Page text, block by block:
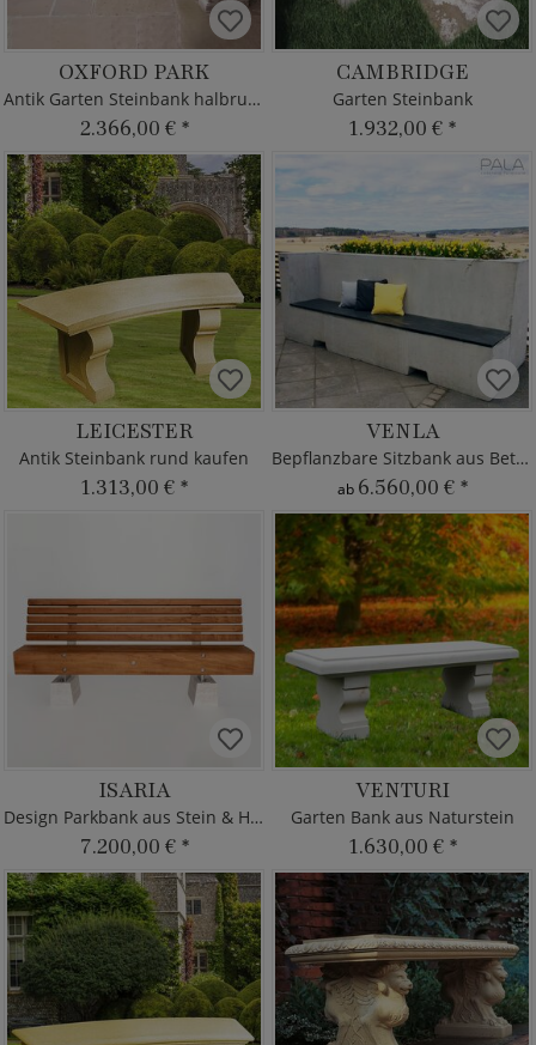
OXFORD PARK
Antik Garten Steinbank halbrund
2.366,00 € *
CAMBRIDGE
Garten Steinbank
1.932,00 € *
LEICESTER
Antik Steinbank rund kaufen
1.313,00 € *
VENLA
Bepflanzbare Sitzbank aus Beton
ab 6.560,00 € *
ISARIA
Design Parkbank aus Stein & Holz
7.200,00 € *
VENTURI
Garten Bank aus Naturstein
1.630,00 € *